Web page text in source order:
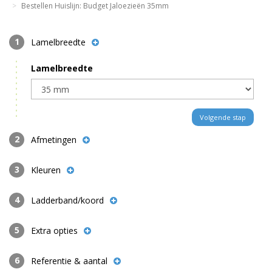
Bestellen Huislijn: Budget Jaloezieën 35mm
Lamelbreedte
Lamelbreedte
Volgende stap
Afmetingen
Kleuren
Ladderband/koord
Extra opties
Referentie & aantal